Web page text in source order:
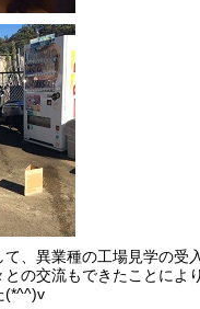
、異業種の工場見学の受
の交流もできたことによ
(*^^)v